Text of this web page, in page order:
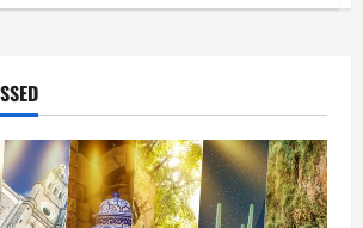
estudiantes
destacados